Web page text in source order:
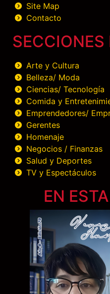
Site Map
Contacto
SECCIONES
Arte y Cultura
Belleza/ Moda
Ciencias/ Tecnología
Comida y
Emprendedores/
Gerentes
Homenaje
Negocios / Finanzas
Salud y Deportes
TV y Espectáculos
EN